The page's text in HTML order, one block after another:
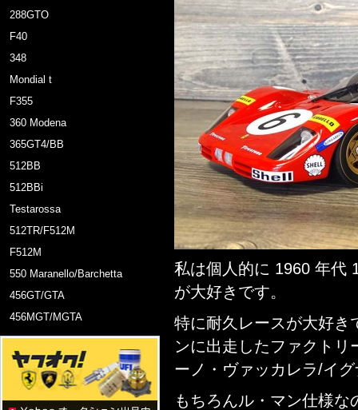
288GTO
F40
348
Mondial t
F355
360 Modena
365GT4/BB
512BB
512BBi
Testarossa
512TR/F512M
F512M
550 Maranello/Barchetta
456GT/GTA
456MGT/MGTA
私は個人的に 1960 年代
が大好きです。
特に耐久レースが大好き
ンに出走したファクト
ーノ・ヴァッカレラ/イ
もちろんル・マン仕様な